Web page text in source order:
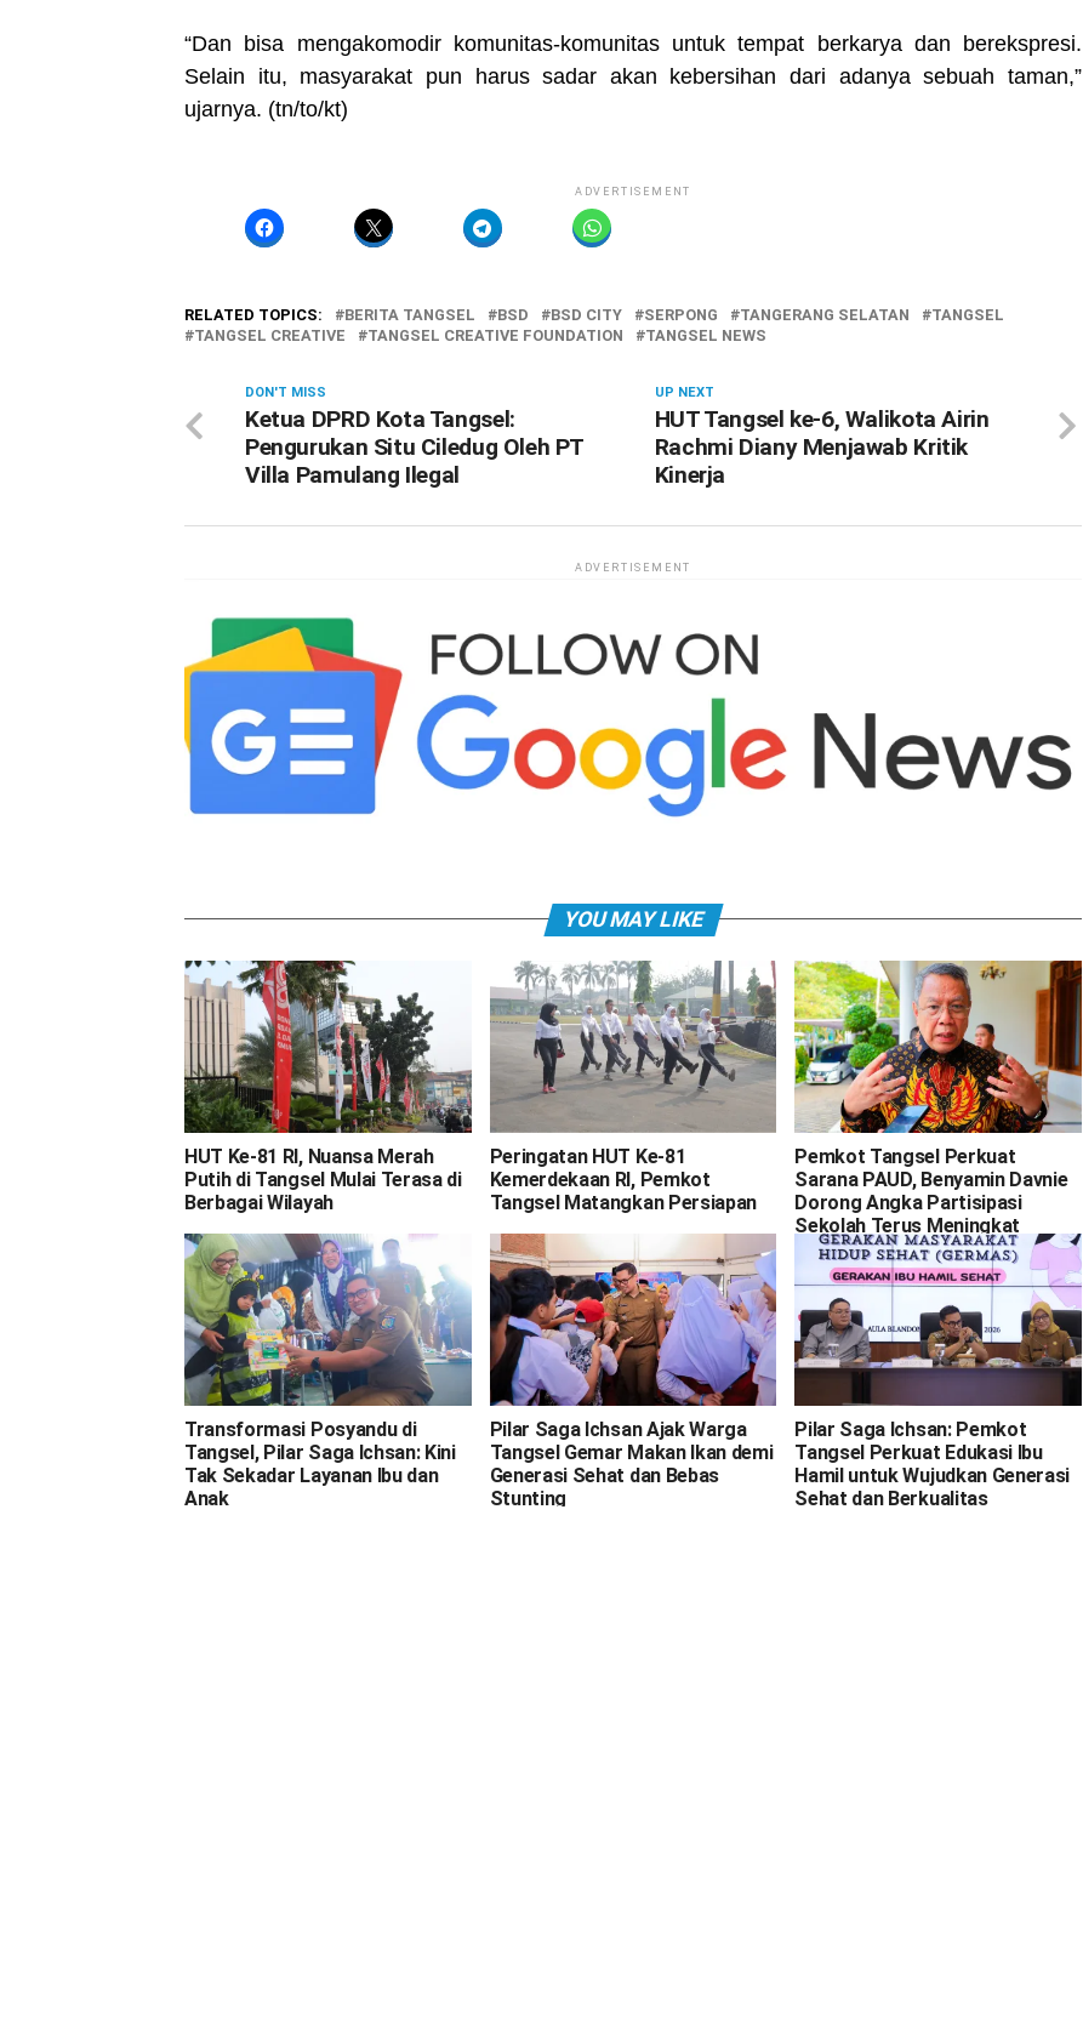
“Dan bisa mengakomodir komunitas-komunitas untuk tempat berkarya dan berekspresi.
Selain itu, masyarakat pun harus sadar akan kebersihan dari adanya sebuah taman,”
ujarnya. (tn/to/kt)
ADVERTISEMENT
RELATED TOPICS: BERITA TANGSEL BSD BSD CITY SERPONG TANGERANG SELATAN
TANGSEL
TANGSEL CREATIVE
TANGSEL CREATIVE FOUNDATION TANGSEL NEWS
UP NEXT
HUT Tangsel ke-6, Walikota Airin
Rachmi Diany Menjawab Kritik
Kinerja
DON'T MISS
Ketua DPRD Kota Tangsel:
Pengurukan Situ Ciledug Oleh PT
Villa Pamulang Ilegal
ADVERTISEMENT
YOU MAY LIKE
HUT Ke-81 RI, Nuansa Merah
Putih di Tangsel Mulai Terasa di
Berbagai Wilayah
Peringatan HUT Ke-81
Kemerdekaan RI, Pemkot
Tangsel Matangkan Persiapan
Pemkot Tangsel Perkuat
Sarana PAUD, Benyamin Davnie
Dorong Angka Partisipasi
Sekolah Terus Meningkat
Transformasi Posyandu di
Tangsel, Pilar Saga Ichsan: Kini
Tak Sekadar Layanan Ibu dan
Anak
Pilar Saga Ichsan Ajak Warga
Tangsel Gemar Makan Ikan demi
Generasi Sehat dan Bebas
Stunting
Pilar Saga Ichsan: Pemkot
Tangsel Perkuat Edukasi Ibu
Hamil untuk Wujudkan Generasi
Sehat dan Berkualitas